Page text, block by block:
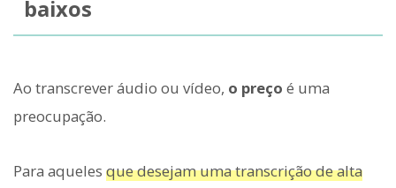
baixos
Ao transcrever áudio ou vídeo, o preço é uma
preocupação.
Para aqueles que desejam uma transcrição de alta